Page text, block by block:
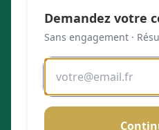
Demandez votre
Sans engagement ·